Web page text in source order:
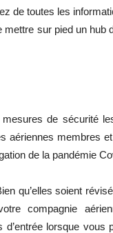
de toutes les
sur pied un hub
de sécurité
aériennes membres
de la pandémie
qu’elles soient
compagnie
lorsque vous